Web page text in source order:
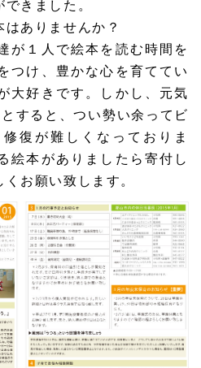
きました。
ありませんか？
が１人で絵本を読む時間を
つけ、豊かな心を育ててい
大好きです。しかし、元気
すると、つい勢い余ってビ
復が難しくなっておりま
絵本がありましたら寄付し
お願い致します。